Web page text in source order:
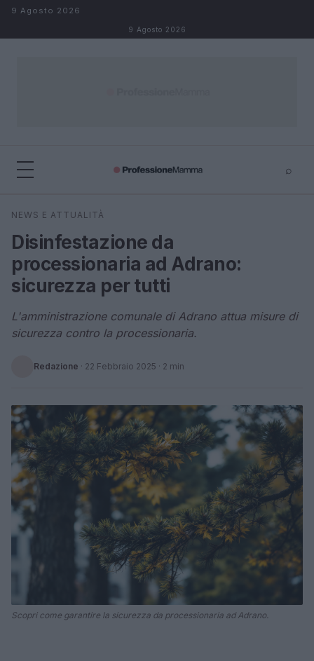
Salta al contenuto
9 Agosto 2026
9 Agosto 2026
⌕
Cerca
NEWS E ATTUALITÀ
Disinfestazione da
processionaria ad Adrano:
sicurezza per tutti
L'amministrazione comunale di Adrano attua misure di
sicurezza contro la processionaria.
Redazione · 22 Febbraio 2025 · 2 min
Scopri come garantire la sicurezza da processionaria ad Adrano.